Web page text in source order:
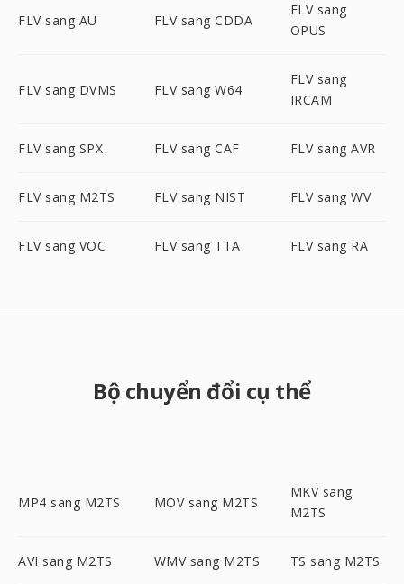
FLV sang AU FLV sang CDDA
FLV sang
OPUS
FLV sang DVMS FLV sang W64
FLV sang
IRCAM
FLV sang SPX FLV sang CAF FLV sang AVR
FLV sang M2TS FLV sang NIST FLV sang WV
FLV sang VOC FLV sang TTA FLV sang RA
Bộ chuyển đổi cụ thể
MP4 sang M2TS MOV sang M2TS
MKV sang
M2TS
AVI sang M2TS WMV sang M2TS TS sang M2TS